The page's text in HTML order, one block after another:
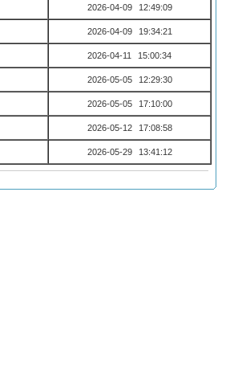
2026-04-09 12:49:09
2026-04-09 19:34:21
2026-04-11 15:00:34
2026-05-05 12:29:30
2026-05-05 17:10:00
2026-05-12 17:08:58
2026-05-29 13:41:12